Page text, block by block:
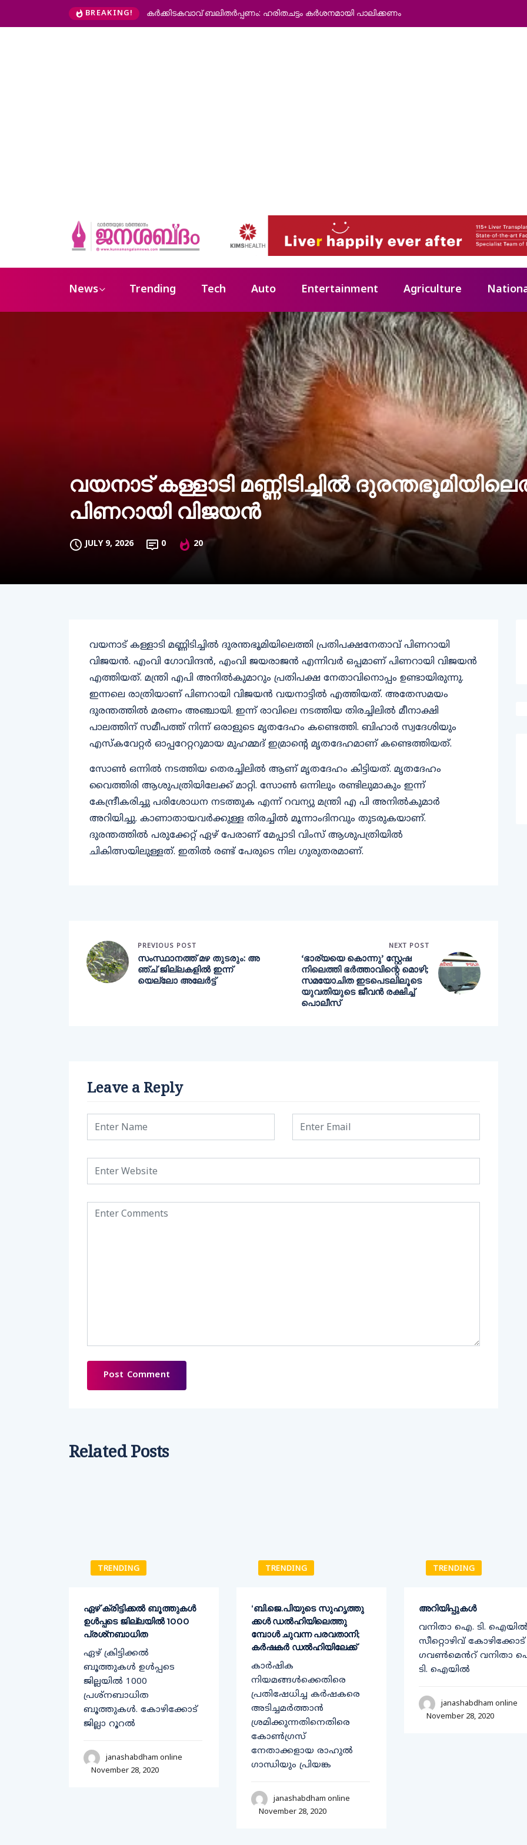
BREAKING!
ഹരിതചട്ടം കര്‍ശനമായി പാലിക്കണംകാരന്തൂര്‍ മര്‍കസ് ഹയര്‍സെക്കന്‍ഡറി സ്‌കൂളില്‍ ഹിരോഷിമ
ദിനാചരണം സംഘടിപ്പിച്ചു
News Trending Tech Auto Entertainment Agriculture
വയനാട് കള്ളാടി മണ്ണിടിച്ചില്‍
പിണറായി വിജയന്‍
JULY 9, 2026 0 20
വയനാട് കള്ളാടി മണ്ണിടിച്ചില്‍ ദുരന്തഭൂമിയിലെത്തി പ്രതിപക്ഷനേതാവ് പിണറായി
വിജയന്‍. എംവി ഗോവിന്ദന്‍, എംവി ജയരാജന്‍ എന്നിവര്‍ ഒപ്പമാണ് പിണറായി വിജയന്‍
എത്തിയത്. മന്ത്രി എപി അനില്‍കുമാറും പ്രതിപക്ഷ നേതാവിനൊപ്പം ഉണ്ടായിരുന്നു.
ഇന്നലെ രാത്രിയാണ് പിണറായി വിജയന്‍ വയനാട്ടില്‍ എത്തിയത്. അതേസമയം
ദുരന്തത്തില്‍ മരണം അഞ്ചായി. ഇന്ന് രാവിലെ നടത്തിയ തിരച്ചിലില്‍ മീനാക്ഷി
പാലത്തിന് സമീപത്ത് നിന്ന് ഒരാളുടെ മൃതദേഹം കണ്ടെത്തി. ബിഹാര്‍ സ്വദേശിയും
എസ്‌കവേറ്റര്‍ ഓപ്പറേറ്ററുമായ മുഹമ്മദ് ഇമ്രാന്റെ മൃതദേഹമാണ് കണ്ടെത്തിയത്.
സോണ്‍ ഒന്നില്‍ നടത്തിയ തെരച്ചിലില്‍ ആണ് മൃതദേഹം കിട്ടിയത്. മൃതദേഹം
വൈത്തിരി ആശുപത്രിയിലേക്ക് മാറ്റി. സോണ്‍ ഒന്നിലും രണ്ടിലുമാകും ഇന്ന്
കേന്ദ്രീകരിച്ചു പരിശോധന നടത്തുക എന്ന് റവന്യു മന്ത്രി എ പി അനില്‍കുമാര്‍
അറിയിച്ചു. കാണാതായവര്‍ക്കുള്ള തിരച്ചില്‍ മൂന്നാംദിനവും തുടരുകയാണ്.
ദുരന്തത്തില്‍ പരുക്കേറ്റ് ഏഴ് പേരാണ് മേപ്പാടി വിംസ് ആശുപത്രിയില്‍
ചികിത്സയിലുള്ളത്. ഇതില്‍ രണ്ട് പേരുടെ നില ഗുരുതരമാണ്.
PREVIOUS POST
സംസ്ഥാനത്ത് മഴ തുടരും: അ
ഞ്ച് ജില്ലകളിൽ ഇന്ന്
യെല്ലോ അലേർട്ട്
NEXT POST
‘ഭാര്യയെ കൊന്നു’ സ്റ്റേഷ
നിലെത്തി ഭർത്താവിന്റെ മൊഴി;
സമയോചിത ഇടപെടലിലൂടെ
യുവതിയുടെ ജീവൻ രക്ഷിച്ച്
പൊലീസ്
Leave a Reply
Related Posts
TRENDING
ഏഴ് ക്രിട്ടിക്കല്‍ ബൂത്തുകള്‍
ഉള്‍പ്പടെ ജില്ലയില്‍ 1000
പ്രശ്‌നബാധിത
ഏഴ് ക്രിട്ടിക്കല്‍
ബൂത്തുകള്‍ ഉള്‍പ്പടെ
ജില്ലയില്‍ 1000
പ്രശ്‌നബാധിത
ബൂത്തുകള്‍. കോഴിക്കോട്
ജില്ലാ റൂറല്‍
janashabdham online
November 28, 2020
TRENDING
‘ബി​.ജെ.പിയുടെ സുഹൃത്തു​
ക്കൾ ഡൽഹിയിലെത്തു​
മ്പോൾ ചുവന്ന പരവതാനി;
കർഷകർ ഡൽഹിയിലേക്ക്​
കാർഷിക
നിയമങ്ങൾക്കെതിരെ
പ്രതിഷേധിച്ച കർഷകരെ
അടിച്ചമർത്താൻ
ശ്രമിക്കുന്നതിനെതിരെ
കോൺഗ്രസ്​
നേതാക്കളായ രാഹുൽ
ഗാന്ധിയും പ്രിയങ്ക
janashabdham online
November 28, 2020
TRENDING
അറിയിപ്പുകൾ
വനിതാ ഐ. ടി. ഐയിൽ
സീറ്റൊഴിവ് കോഴിക്കോട്
ഗവൺമെൻറ് വനിതാ
ടി. ഐയിൽ
janashabdham online
November 28, 2020